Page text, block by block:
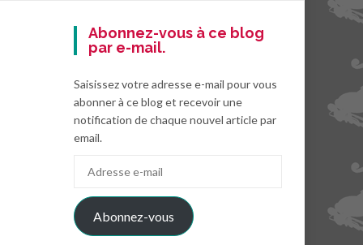
Abonnez-vous à ce blog
par e-mail.
Saisissez votre adresse e-mail pour vous
abonner à ce blog et recevoir une
notification de chaque nouvel article par
email.
mail
Abonnez-vous